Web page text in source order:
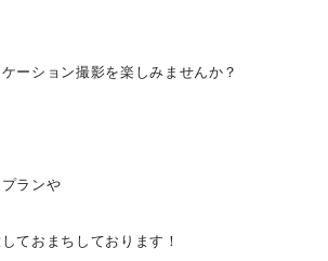
ーション撮影を楽しみませんか？
ランや
ておまちしております！